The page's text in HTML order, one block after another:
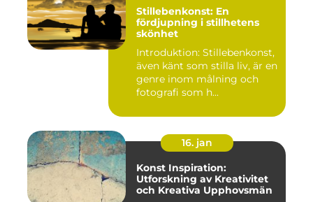
Stillebenkonst: En
fördjupning i stillhetens
skönhet
Introduktion: Stillebenkonst,
även känt som stilla liv, är en
genre inom målning och
fotografi som h...
16. jan
Konst Inspiration:
Utforskning av Kreativitet
och Kreativa Upphovsmän